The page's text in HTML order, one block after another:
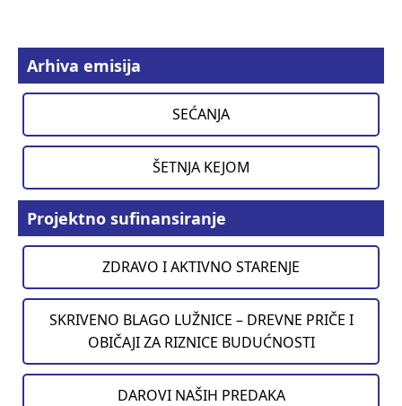
Arhiva emisija
SEĆANJA
ŠETNJA KEJOM
Projektno sufinansiranje
ZDRAVO I AKTIVNO STARENJE
SKRIVENO BLAGO LUŽNICE – DREVNE PRIČE I
OBIČAJI ZA RIZNICE BUDUĆNOSTI
DAROVI NAŠIH PREDAKA